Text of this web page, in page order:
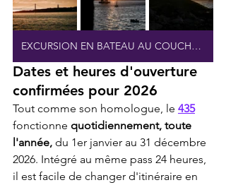
EXCURSION EN BATEAU AU COUCHER DE SOLEIL À LISBONNE
Dates et heures d'ouverture
confirmées pour 2026
Tout comme son homologue, le 435
fonctionne quotidiennement, toute
l'année, du 1er janvier au 31 décembre
2026. Intégré au même pass 24 heures,
il est facile de changer d'itinéraire en